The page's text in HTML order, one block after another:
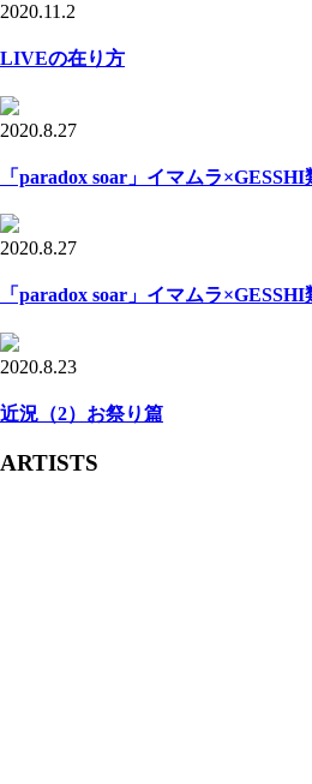
2020.11.2
LIVEの在り方
2020.8.27
「paradox soar」イマムラ×GESSHI
2020.8.27
「paradox soar」イマムラ×GESSHI
2020.8.23
近況（2）お祭り篇
ARTISTS